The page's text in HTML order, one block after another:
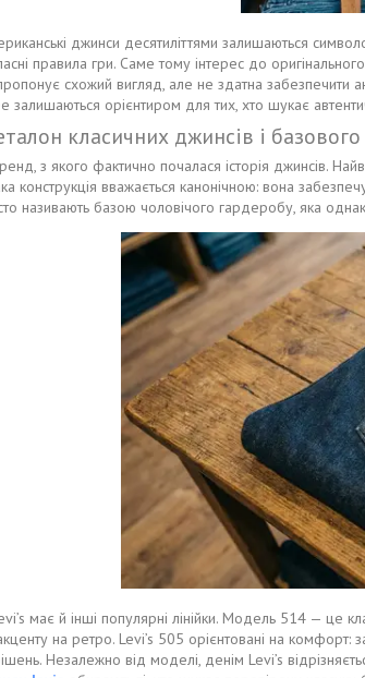
джинси десятиліттями залишаються
правила гри. Саме тому інтерес до
схожий вигляд, але не здатна забезпечити
залишаються орієнтиром для тих, хто шукає
класичних джинсів і
з якого фактично почалася історія джинсів.
конструкція вважається канонічною: вона
називають базою чоловічого гардеробу, яка
має й інші популярні лінійки. Модель 514 — це
на ретро. Levi’s 505 орієнтовані на комфорт:
Незалежно від моделі, денім Levi’s